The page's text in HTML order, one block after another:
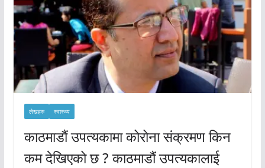
लेखहरु स्वास्थ्य
काठमाडौं उपत्यकामा कोरोना संक्रमण किन
कम देखिएको छ ? काठमाडौं उपत्यकालाई